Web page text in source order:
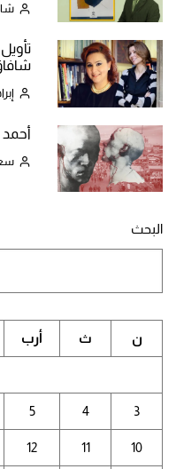
أحمد
البحث
ن ث أرب
3
4
5
10
11
12